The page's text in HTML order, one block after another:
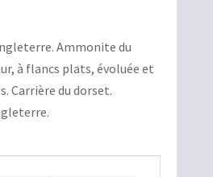
Ammonite du
à flancs plats, évoluée et
Carrière du dorset.